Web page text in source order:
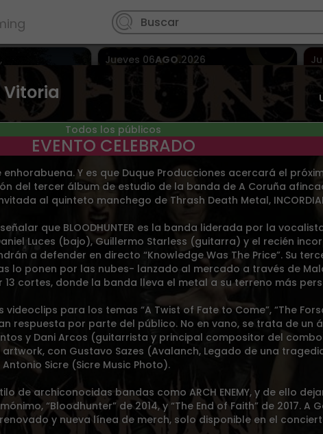
Todos los públicos
EVENTO CELEBRADO
Y es que Duque Producciones acercará el
del tercer álbum de estudio de la banda de A Coruña
al quinteto manchego de Thrash Death Metal,
que BLOODHUNTER es la banda liderada por la
Luces (bajo), Guillermo Starless (guitarra) y el recién
a defender en directo “Knowledge Was The Price”. Su
lo ponen por las nubes- lanzado al mercado a través de
cortes, donde la banda lleva el metal a su terreno más
para los temas “A Twist of Fate to Come”, “The
respuesta por parte del público. No en vano, se trata de un
y Dani Arcos (guitarrista y principal compositor del
con Gustavo Sazes (Avalanch, Legado de una
Sicre (Sicre Music Photo).
de archiconocidas bandas como ARCH ENEMY, y de ello
“Bloodhunter” de 2014, y “The End of Faith” de 2017. A
y nueva línea de merch, solo disponible en el
,
y más en
Estación
Jueves 06AGO.2026
> Iglesia San Martin
Desde 5.00€
,
Marisquiño
Viernes07AGO.2026
Vigo> Sala MasterClub
OVERDOSE CLUB X PELIGRO CLUB
MARISQUIÑO